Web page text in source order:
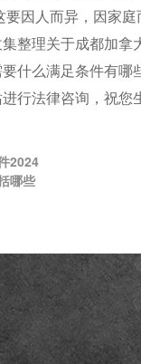
因人而异，因家庭
整理关于成都加
什么满足条件有
行法律咨询，祝您
2024
哪些